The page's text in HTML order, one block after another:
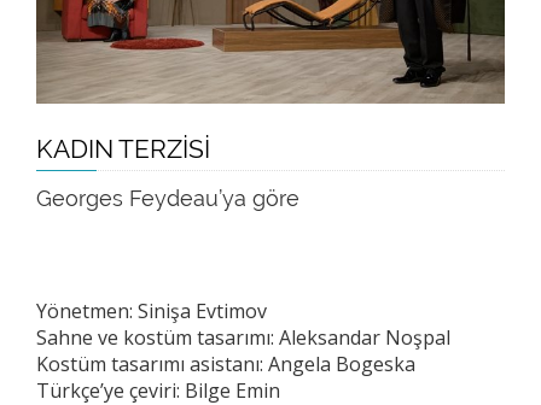
KADIN TERZİSİ
Georges Feydeau’ya göre
Yönetmen: Sinişa Evtimov
Sahne ve kostüm tasarımı: Aleksandar Noşpal
Kostüm tasarımı asistanı: Аngela Bogeska
Türkçe’ye çeviri: Bilge Emin